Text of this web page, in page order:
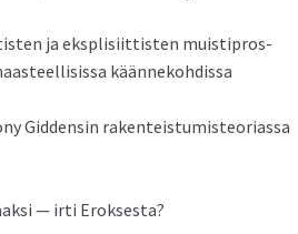
ja eksplisi­it­tis­ten muis­tipros­
käännekohdissa
Gid­densin rakenteistumisteoriassa
— irti Eroksesta?